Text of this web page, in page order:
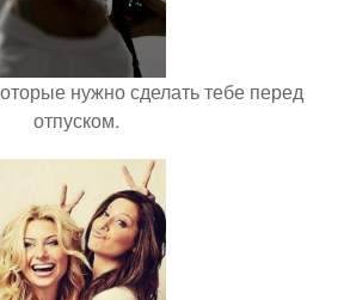
нужно сделать тебе перед
отпуском.